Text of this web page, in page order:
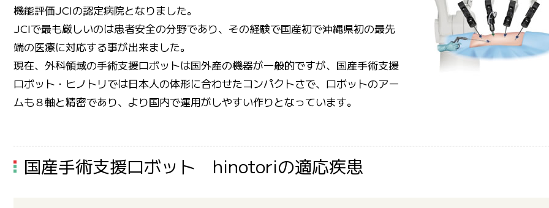
機能評価JCIの認定病院となりました。
JCIで最も厳しいのは患者安全の分野であり、その経験で国産初で沖縄県初の最先
端の医療に対応する事が出来ました。
現在、外科領域の手術支援ロボットは国外産の機器が一般的ですが、国産手術支援
ロボット・ヒノトリでは日本人の体形に合わせたコンパクトさで、ロボットのアー
ムも８軸と精密であり、より国内で運用がしやすい作りとなっています。
国産手術支援ロボット hinotoriの適応疾患